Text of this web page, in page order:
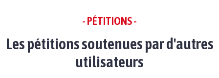
- PÉTITIONS -
Les pétitions soutenues par d'autres
utilisateurs